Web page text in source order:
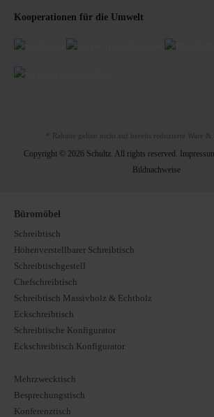
Kooperationen für die Umwelt
* Rabatte gelten nicht auf bereits reduzierte Ware &
Copyright © 2026 Schultz. All rights reserved.
Bildnachweise
Büromöbel
Schreibtisch
Höhenverstellbarer Schreibtisch
Schreibtischgestell
Chefschreibtisch
Schreibtisch Massivholz & Echtholz
Eckschreibtisch
Schreibtische Konfigurator
Eckschreibtisch Konfigurator
Mehrzwecktisch
Besprechungstisch
Konferenztisch